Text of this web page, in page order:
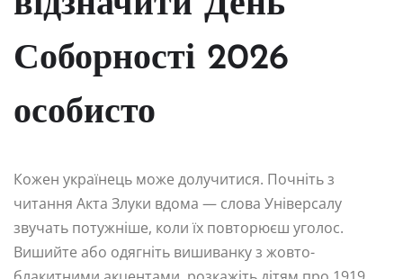
Соборності 2026
особисто
Кожен українець може долучитися. Почніть з
читання Акта Злуки вдома — слова Універсалу
звучать потужніше, коли їх повторюєш уголос.
Вишийте або одягніть вишиванку з жовто-